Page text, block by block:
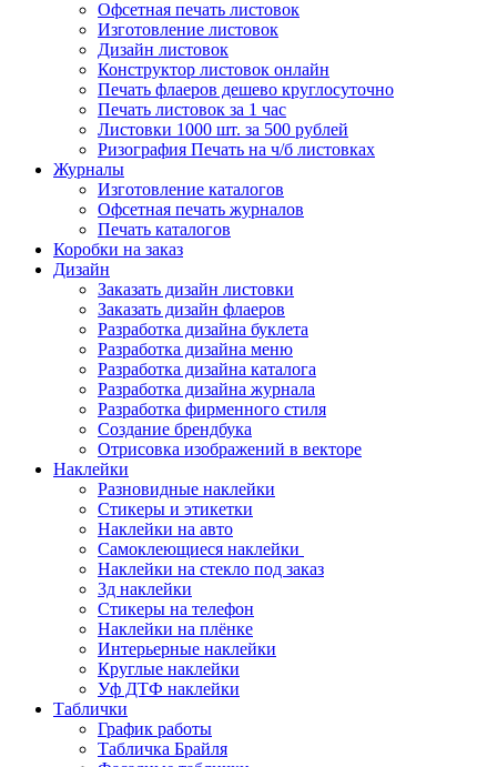
Офсетная печать листовок
Изготовление листовок
Дизайн листовок
Конструктор листовок онлайн
Печать флаеров дешево круглосуточно
Печать листовок за 1 час
Листовки 1000 шт. за 500 рублей
Ризография Печать на ч/б листовках
Журналы
Изготовление каталогов
Офсетная печать журналов
Печать каталогов
Коробки на заказ
Дизайн
Заказать дизайн листовки
Заказать дизайн флаеров
Разработка дизайна буклета
Разработка дизайна меню
Разработка дизайна каталога
Разработка дизайна журнала
Разработка фирменного стиля
Создание брендбука
Отрисовка изображений в векторе
Наклейки
Разновидные наклейки
Стикеры и этикетки
Наклейки на авто
Самоклеющиеся наклейки
Наклейки на стекло под заказ
3д наклейки
Cтикеры на телефон
Наклейки на плёнке
Интерьерные наклейки
Круглые наклейки
Уф ДТФ наклейки
Таблички
График работы
Табличка Брайля